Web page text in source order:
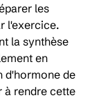
les
l'exercice.
la synthèse
en
d'hormone de
à rendre cette